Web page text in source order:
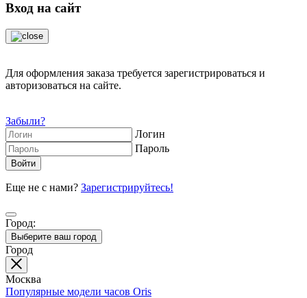
Вход на сайт
Для оформления заказа требуется зарегистрироваться и
авторизоваться на сайте.
Забыли?
Логин
Пароль
Еще не с нами? Зарегистрируйтесь!
Город:
Выберите ваш город
Город
Москва
Популярные модели часов Oris